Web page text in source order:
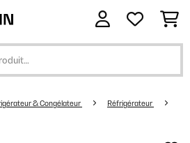
& Congélateur Réfrigérateur